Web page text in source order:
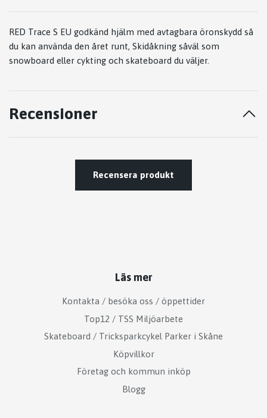
RED Trace S EU godkänd hjälm med avtagbara öronskydd så
du kan använda den året runt, Skidåkning såväl som
snowboard eller cykting och skateboard du väljer.
Recensioner
Recensera produkt
Läs mer
Kontakta / besöka oss / öppettider
Top12 / TSS Miljöarbete
Skateboard / Tricksparkcykel Parker i Skåne
Köpvillkor
Företag och kommun inköp
Blogg